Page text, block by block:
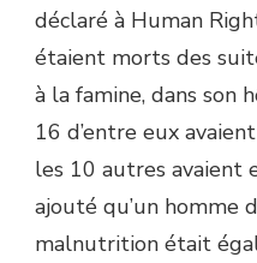
déclaré à Human
étaient morts des
à la famine, dans son
16 d’entre eux
les 10 autres avaient
ajouté qu’un homme
malnutrition était